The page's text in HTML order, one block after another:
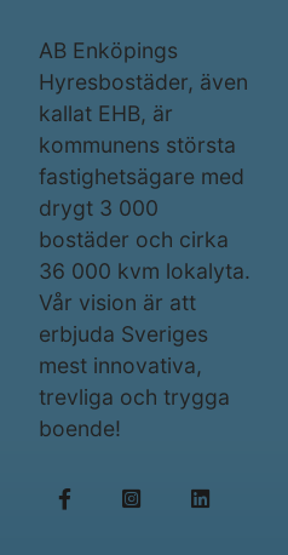
AB Enköpings
Hyresbostäder, även
kallat EHB, är
kommunens största
fastighetsägare med
drygt 3 000
bostäder och cirka
36 000 kvm lokalyta.
Vår vision är att
erbjuda Sveriges
mest innovativa,
trevliga och trygga
boende!